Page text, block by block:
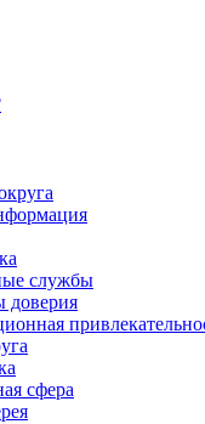
службы
доверия
сфера